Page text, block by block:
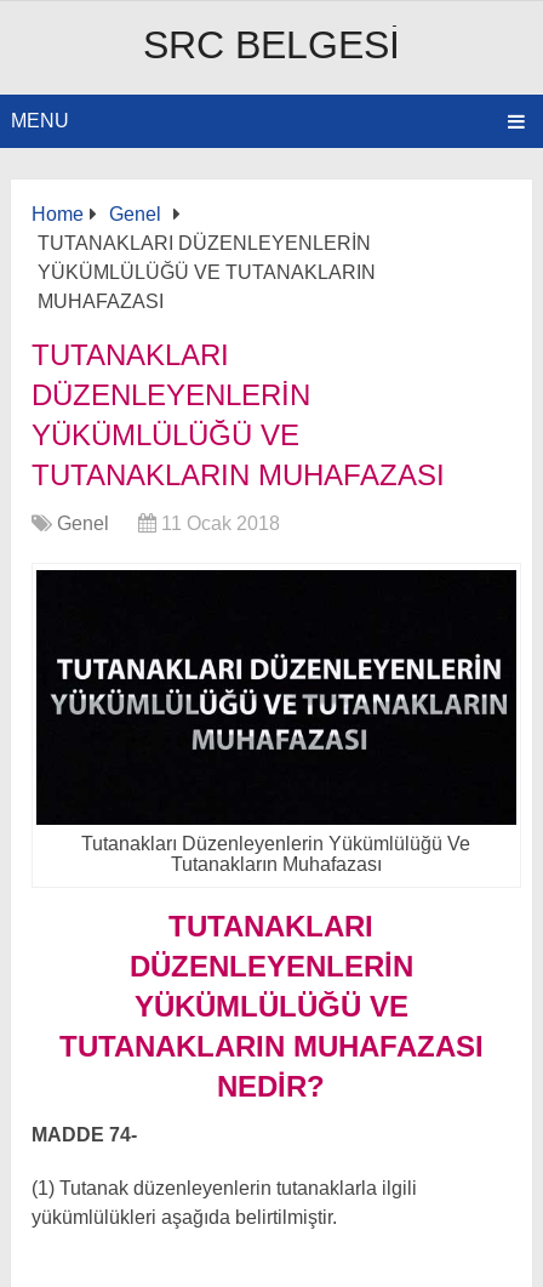
SRC BELGESI
MENU
Home
Genel
TUTANAKLARI DÜZENLEYENLERİN
YÜKÜMLÜLÜĞÜ VE TUTANAKLARIN
MUHAFAZASI
TUTANAKLARI
DÜZENLEYENLERİN
YÜKÜMLÜLÜĞÜ VE
TUTANAKLARIN MUHAFAZASI
Genel 11 Ocak 2018
Tutanakları Düzenleyenlerin Yükümlülüğü Ve
Tutanakların Muhafazası
TUTANAKLARI
DÜZENLEYENLERIN
YÜKÜMLÜLÜĞÜ VE
TUTANAKLARIN MUHAFAZASI
NEDIR?
MADDE 74-
(1) Tutanak düzenleyenlerin tutanaklarla ilgili
yükümlülükleri aşağıda belirtilmiştir.